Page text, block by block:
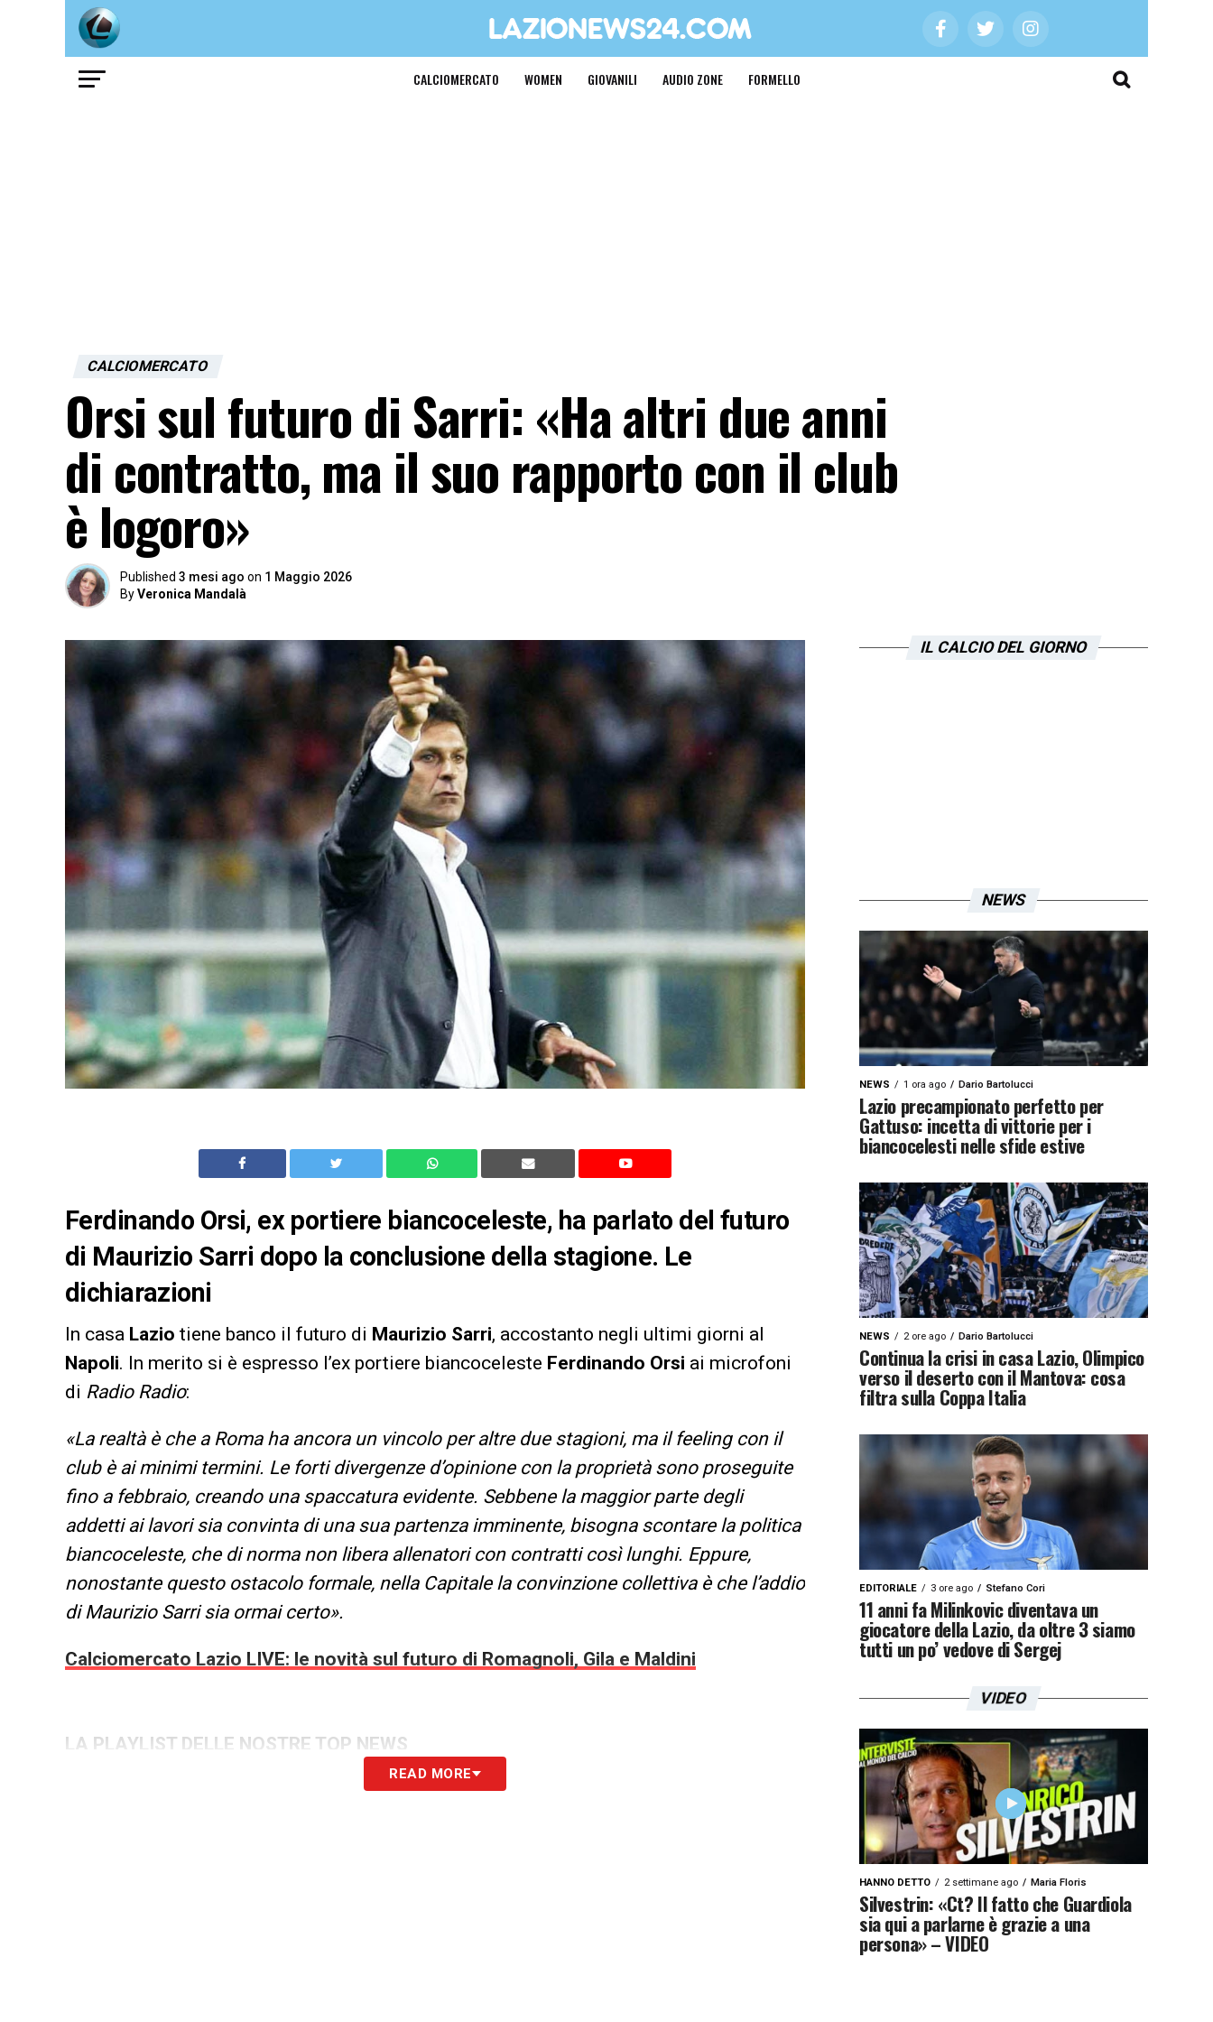
CALCIOMERCATO WOMEN GIOVANILI AUDIO ZONE FORMELLO
CALCIOMERCATO
Orsi sul futuro di Sarri: «Ha altri due anni
di contratto, ma il suo rapporto con il club
è logoro»
Published 3 mesi ago on 1 Maggio 2026
ByVeronica Mandalà
Ferdinando Orsi, ex portiere biancoceleste, ha parlato del futuro
di Maurizio Sarri dopo la conclusione della stagione. Le
dichiarazioni
In casa Lazio tiene banco il futuro di Maurizio Sarri, accostanto negli ultimi giorni al
Napoli. In merito si è espresso l’ex portiere biancoceleste Ferdinando Orsi ai microfoni
di Radio Radio:
«La realtà è che a Roma ha ancora un vincolo per altre due stagioni, ma il feeling con il
club è ai minimi termini. Le forti divergenze d’opinione con la proprietà sono proseguite
fino a febbraio, creando una spaccatura evidente. Sebbene la maggior parte degli
addetti ai lavori sia convinta di una sua partenza imminente, bisogna scontare la politica
biancoceleste, che di norma non libera allenatori con contratti così lunghi. Eppure,
nonostante questo ostacolo formale, nella Capitale la convinzione collettiva è che l’addio
di Maurizio Sarri sia ormai certo».
Calciomercato Lazio LIVE: le novità sul futuro di Romagnoli, Gila e Maldini
LA PLAYLIST DELLE NOSTRE TOP NEWS
READ MORE
IL CALCIO DEL GIORNO
NEWS
NEWS 1 ora ago Dario Bartolucci
Lazio precampionato perfetto per
Gattuso: incetta di vittorie per i
biancocelesti nelle sfide estive
NEWS 2 ore ago Dario Bartolucci
Continua la crisi in casa Lazio, Olimpico
verso il deserto con il Mantova: cosa
filtra sulla Coppa Italia
EDITORIALE 3 ore ago Stefano Cori
11 anni fa Milinkovic diventava un
giocatore della Lazio, da oltre 3 siamo
tutti un po’ vedove di Sergej
VIDEO
HANNO DETTO 2 settimane ago Maria Floris
Silvestrin: «Ct? Il fatto che Guardiola
sia qui a parlarne è grazie a una
persona» – VIDEO